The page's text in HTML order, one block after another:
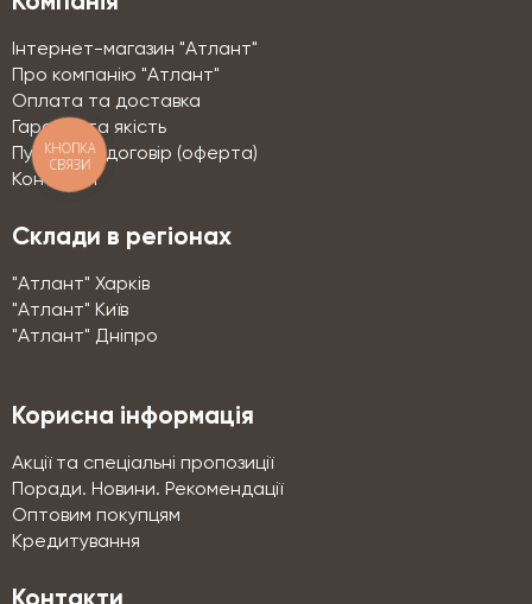
Інтернет-магазин "Атлант"
Про компанію "Атлант"
Оплата та доставка
Гарантії та якість
Публічний договір (оферта)
Контакти
Склади в регіонах
"Атлант" Харків
"Атлант" Київ
"Атлант" Дніпро
Корисна інформація
Акції та спеціальні пропозиції
Поради. Новини. Рекомендації
Оптовим покупцям
Кредитування
КНОПКА
СВЯЗИ